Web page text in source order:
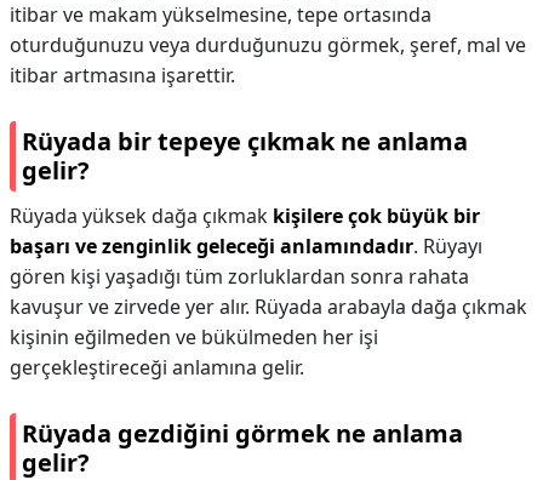
itibar ve makam yükselmesine, tepe ortasında
oturduğunuzu veya durduğunuzu görmek, şeref, mal ve
itibar artmasına işarettir.
Rüyada bir tepeye çıkmak ne anlama
gelir?
Rüyada yüksek dağa çıkmak kişilere çok büyük bir
başarı ve zenginlik geleceği anlamındadır. Rüyayı
gören kişi yaşadığı tüm zorluklardan sonra rahata
kavuşur ve zirvede yer alır. Rüyada arabayla dağa çıkmak
kişinin eğilmeden ve bükülmeden her işi
gerçekleştireceği anlamına gelir.
Rüyada gezdiğini görmek ne anlama
gelir?